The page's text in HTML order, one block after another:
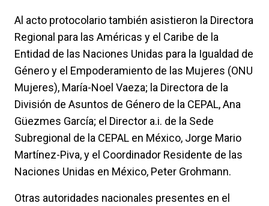
Al acto protocolario también asistieron la Directora
Regional para las Américas y el Caribe de la
Entidad de las Naciones Unidas para la Igualdad de
Género y el Empoderamiento de las Mujeres (ONU
Mujeres), María-Noel Vaeza; la Directora de la
División de Asuntos de Género de la CEPAL, Ana
Güezmes García; el Director a.i. de la Sede
Subregional de la CEPAL en México, Jorge Mario
Martínez-Piva, y el Coordinador Residente de las
Naciones Unidas en México, Peter Grohmann.
Otras autoridades nacionales presentes en el